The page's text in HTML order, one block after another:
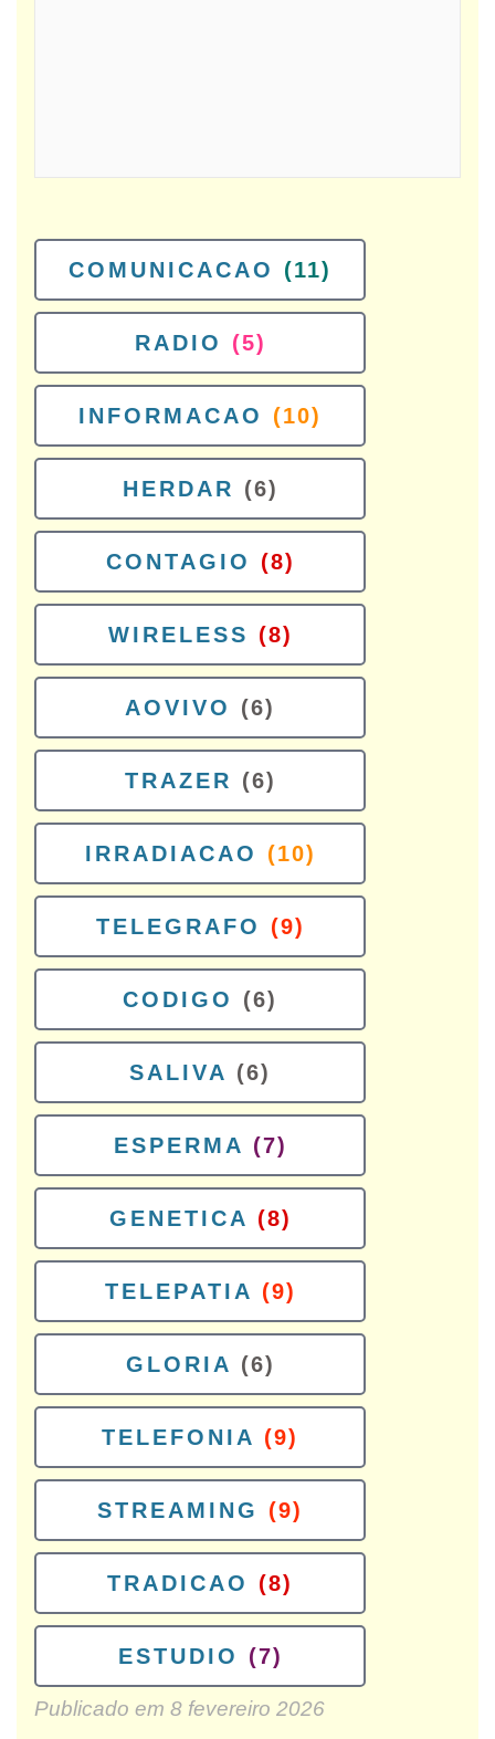
COMUNICACAO (11)
RADIO (5)
INFORMACAO (10)
HERDAR (6)
CONTAGIO (8)
WIRELESS (8)
AOVIVO (6)
TRAZER (6)
IRRADIACAO (10)
TELEGRAFO (9)
CODIGO (6)
SALIVA (6)
ESPERMA (7)
GENETICA (8)
TELEPATIA (9)
GLORIA (6)
TELEFONIA (9)
STREAMING (9)
TRADICAO (8)
ESTUDIO (7)
Publicado em 8 fevereiro 2026